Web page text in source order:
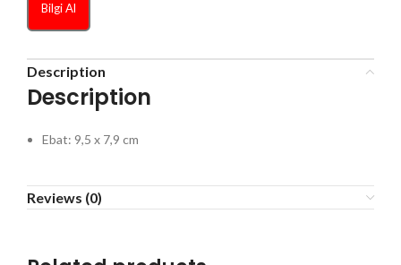
Bilgi Al
Description
Description
Ebat: 9,5 x 7,9 cm
Reviews (0)